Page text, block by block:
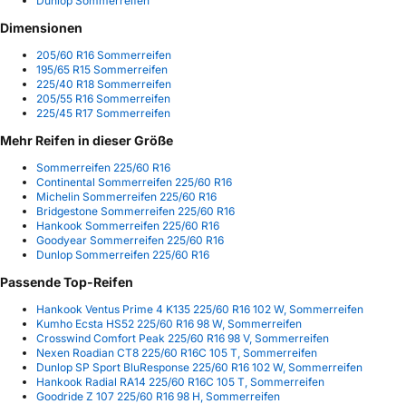
Dimensionen
205/60 R16 Sommerreifen
195/65 R15 Sommerreifen
225/40 R18 Sommerreifen
205/55 R16 Sommerreifen
225/45 R17 Sommerreifen
Mehr Reifen in dieser Größe
Sommerreifen 225/60 R16
Continental Sommerreifen 225/60 R16
Michelin Sommerreifen 225/60 R16
Bridgestone Sommerreifen 225/60 R16
Hankook Sommerreifen 225/60 R16
Goodyear Sommerreifen 225/60 R16
Dunlop Sommerreifen 225/60 R16
Passende Top-Reifen
Hankook Ventus Prime 4 K135 225/60 R16 102 W, Sommerreifen
Kumho Ecsta HS52 225/60 R16 98 W, Sommerreifen
Crosswind Comfort Peak 225/60 R16 98 V, Sommerreifen
Nexen Roadian CT8 225/60 R16C 105 T, Sommerreifen
Dunlop SP Sport BluResponse 225/60 R16 102 W, Sommerreifen
Hankook Radial RA14 225/60 R16C 105 T, Sommerreifen
Goodride Z 107 225/60 R16 98 H, Sommerreifen